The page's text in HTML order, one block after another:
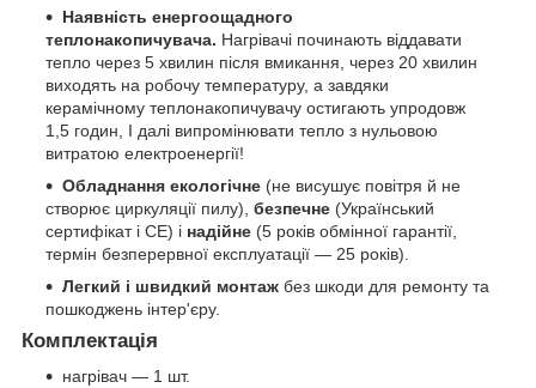
Наявність енергоощадного
теплонакопичувача. Нагрівачі починають віддавати
тепло через 5 хвилин після вмикання, через 20 хвилин
виходять на робочу температуру, а завдяки
керамічному теплонакопичувачу остигають упродовж
1,5 годин, І далі випромінювати тепло з нульовою
витратою електроенергії!
Обладнання екологічне (не висушує повітря й не
створює циркуляції пилу), безпечне (Український
сертифікат і СЕ) і надійне (5 років обмінної гарантії,
термін безперервної експлуатації — 25 років).
Легкий і швидкий монтаж без шкоди для ремонту та
пошкоджень інтер'єру.
Комплектація
нагрівач — 1 шт.